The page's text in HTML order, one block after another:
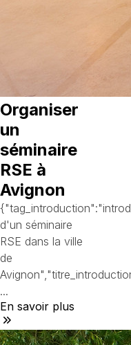
Organiser
un
séminaire
RSE à
Avignon
d'un séminaire
RSE dans la ville
de
...
En savoir plus